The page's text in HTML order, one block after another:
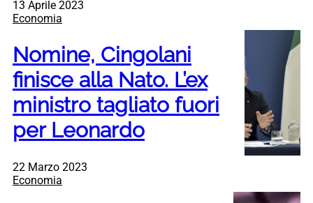
13 Aprile 2023
Economia
Nomine, Cingolani
finisce alla Nato. L’ex
ministro tagliato fuori
per Leonardo
22 Marzo 2023
Economia